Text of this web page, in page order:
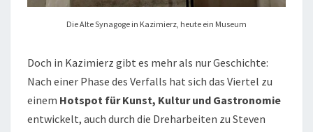
Die Alte Synagoge in Kazimierz, heute ein Museum
Doch in Kazimierz gibt es mehr als nur Geschichte:
Nach einer Phase des Verfalls hat sich das Viertel zu
einem Hotspot für Kunst, Kultur und Gastronomie
entwickelt, auch durch die Dreharbeiten zu Steven